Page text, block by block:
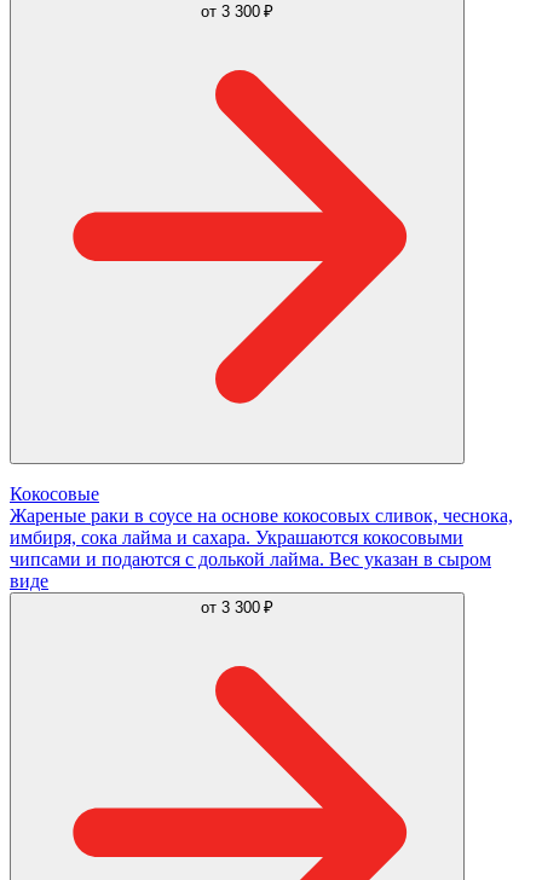
от 3 300 ₽
Кокосовые
Жареные раки в соусе на основе кокосовых сливок, чеснока,
имбиря, сока лайма и сахара. Украшаются кокосовыми
чипсами и подаются с долькой лайма. Вес указан в сыром
виде
от 3 300 ₽